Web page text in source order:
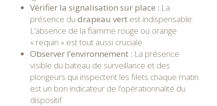
Vérifier la signalisation sur place : La
présence du drapeau vert est indispensable.
L’absence de la flamme rouge ou orange
« requin » est tout aussi cruciale.
Observer l’environnement : La présence
visible du bateau de surveillance et des
plongeurs qui inspectent les filets chaque matin
est un bon indicateur de l’opérationnalité du
dispositif.